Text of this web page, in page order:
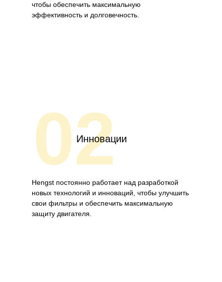
чтобы обеспечить максимальную
эффективность и долговечность.
02
Инновации
Hengst постоянно работает над разработкой
новых технологий и инноваций, чтобы улучшить
свои фильтры и обеспечить максимальную
защиту двигателя.